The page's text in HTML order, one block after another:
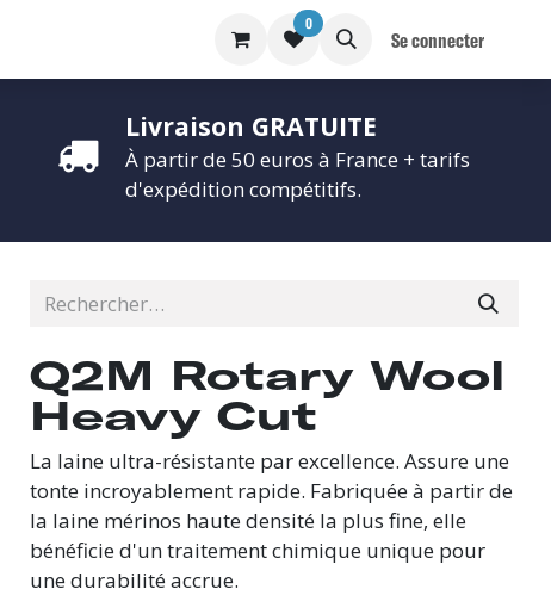
0
Se connecter
Livraison GRATUITE
À partir de 50 euros à France + tarifs
d'expédition compétitifs.
Q2M Rotary Wool
Heavy Cut
La laine ultra-résistante par excellence. Assure une
tonte incroyablement rapide. Fabriquée à partir de
la laine mérinos haute densité la plus fine, elle
bénéficie d'un traitement chimique unique pour
une durabilité accrue.